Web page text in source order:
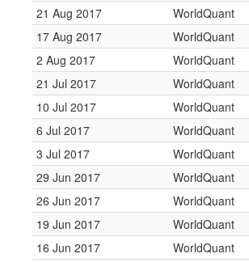
21 Aug 2017
WorldQuant
17 Aug 2017
WorldQuant
2 Aug 2017
WorldQuant
21 Jul 2017
WorldQuant
10 Jul 2017
WorldQuant
6 Jul 2017
WorldQuant
3 Jul 2017
WorldQuant
29 Jun 2017
WorldQuant
26 Jun 2017
WorldQuant
19 Jun 2017
WorldQuant
16 Jun 2017
WorldQuant